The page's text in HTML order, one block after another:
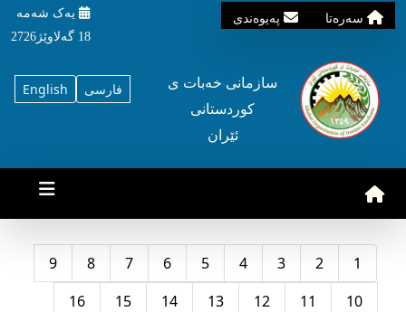
سه‌ره‌تا په‌یوه‌ندی
یه‌ک شه‌مه‌
18 گه‌لاوێژ2726
English فارسی
سازمانی خه‌بات ی
کوردستانی
ئێران
1
2
3
4
5
6
7
8
9
10
11
12
13
14
15
16